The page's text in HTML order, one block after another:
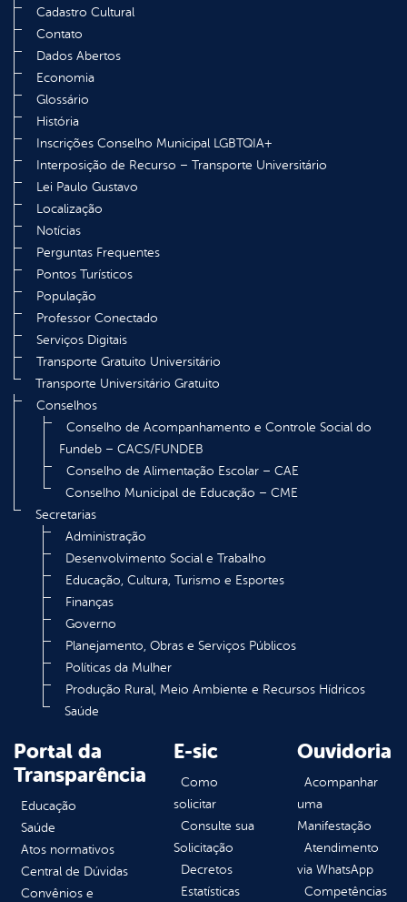
Cadastro Cultural
Contato
Dados Abertos
Economia
Glossário
História
Inscrições Conselho Municipal LGBTQIA+
Interposição de Recurso – Transporte Universitário
Lei Paulo Gustavo
Localização
Notícias
Perguntas Frequentes
Pontos Turísticos
População
Professor Conectado
Serviços Digitais
Transporte Gratuito Universitário
Transporte Universitário Gratuito
Conselhos
Conselho de Acompanhamento e Controle Social do
Fundeb – CACS/FUNDEB
Conselho de Alimentação Escolar – CAE
Conselho Municipal de Educação – CME
Secretarias
Administração
Desenvolvimento Social e Trabalho
Educação, Cultura, Turismo e Esportes
Finanças
Governo
Planejamento, Obras e Serviços Públicos
Políticas da Mulher
Produção Rural, Meio Ambiente e Recursos Hídricos
Saúde
Portal da
Transparência
Educação
Saúde
Atos normativos
Central de Dúvidas
Convênios e
E-sic
Como
solicitar
Consulte sua
Solicitação
Decretos
Estatísticas
Ouvidoria
Acompanhar
uma
Manifestação
Atendimento
via WhatsApp
Competências